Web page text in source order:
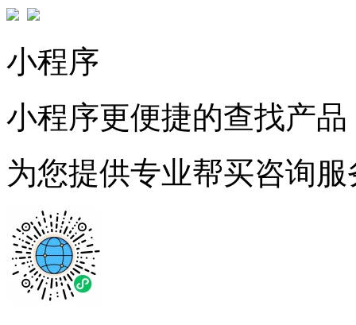
小程序
小程序更便捷的查找产品
为您提供专业帮买咨询服